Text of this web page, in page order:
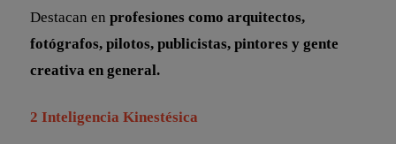
Destacan en profesiones como arquitectos,
fotógrafos, pilotos, publicistas, pintores y gente
creativa en general.
2 Inteligencia Kinestésica